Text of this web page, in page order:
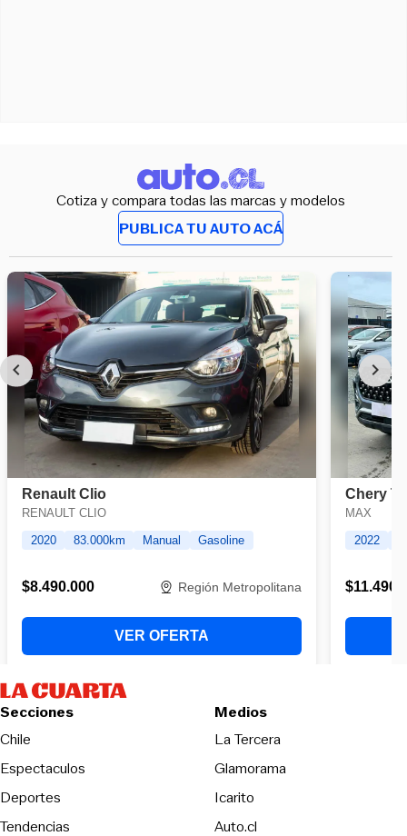
Cotiza y compara todas las marcas y modelos
PUBLICA TU AUTO ACÁ
Secciones
Chile
Espectaculos
Deportes
Tendencias
Medios
La TerceraOpens in new
Glamorama
Icarito
Auto.cl